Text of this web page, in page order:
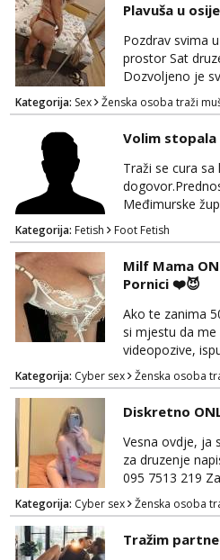
Plavuša u
Pozdrav svima
prostor Sat
Dozvoljeno je
Prodajem i
dogovor javite
Kategorija: Sex Ženska osoba traži
Volim stopala
Traži se cura
Međimurske
Kategorija: Fetish Foot Fetish
Milf Mama
Pornici ❤️😈
Ako te zanima
si mjestu da me
videopozive,
dominacija,
slikice i videe
od mamice ako
UZIVO...Javi se
mamica te ceka
Kategorija: Cyber sex Ženska osoba
Diskretno
Vesna ovdje, ja
za druzenje
095 7513 219
videopozivu a
NE UZIVO!
Kategorija: Cyber sex Ženska osoba
Tražim